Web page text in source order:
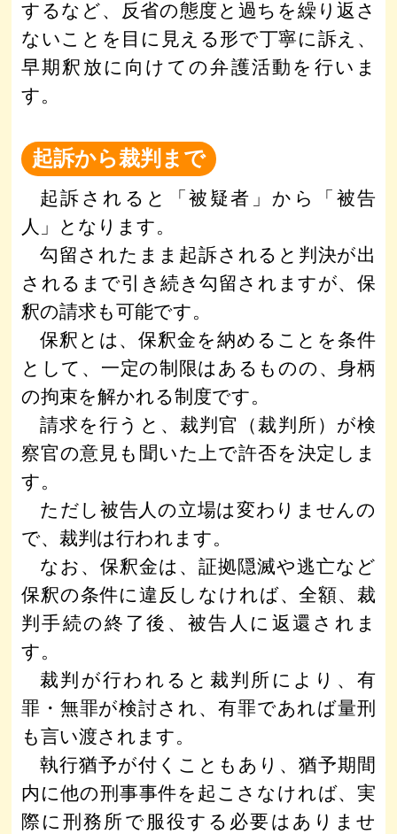
するなど、反省の態度と過ちを繰り返さ
ないことを目に見える形で丁寧に訴え、
早期釈放に向けての弁護活動を行いま
す。
起訴から裁判まで
起訴されると「被疑者」から「被告
人」となります。
勾留されたまま起訴されると判決が出
されるまで引き続き勾留されますが、保
釈の請求も可能です。
保釈とは、保釈金を納めることを条件
として、一定の制限はあるものの、身柄
の拘束を解かれる制度です。
請求を行うと、裁判官（裁判所）が検
察官の意見も聞いた上で許否を決定しま
す。
ただし被告人の立場は変わりませんの
で、裁判は行われます。
なお、保釈金は、証拠隠滅や逃亡など
保釈の条件に違反しなければ、全額、裁
判手続の終了後、被告人に返還されま
す。
裁判が行われると裁判所により、有
罪・無罪が検討され、有罪であれば量刑
も言い渡されます。
執行猶予が付くこともあり、猶予期間
内に他の刑事事件を起こさなければ、実
際に刑務所で服役する必要はありませ